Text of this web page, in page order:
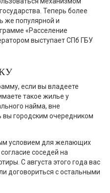
Теперь более
же популярной и
«Расселение
выступает СПб ГБУ
если вы владеете
такое жилье у
найма, вне
вы городским очередником
условием для желающих
соседей на
С августа этого года вас
договориться с остальными